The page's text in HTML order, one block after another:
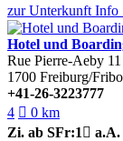
zur Unterkunft Info
Hotel und
Rue Pierre-Aeby 11
1700 Freiburg/
+41-26-3223777
4  0 km
Zi. ab SFr:1  a.A.